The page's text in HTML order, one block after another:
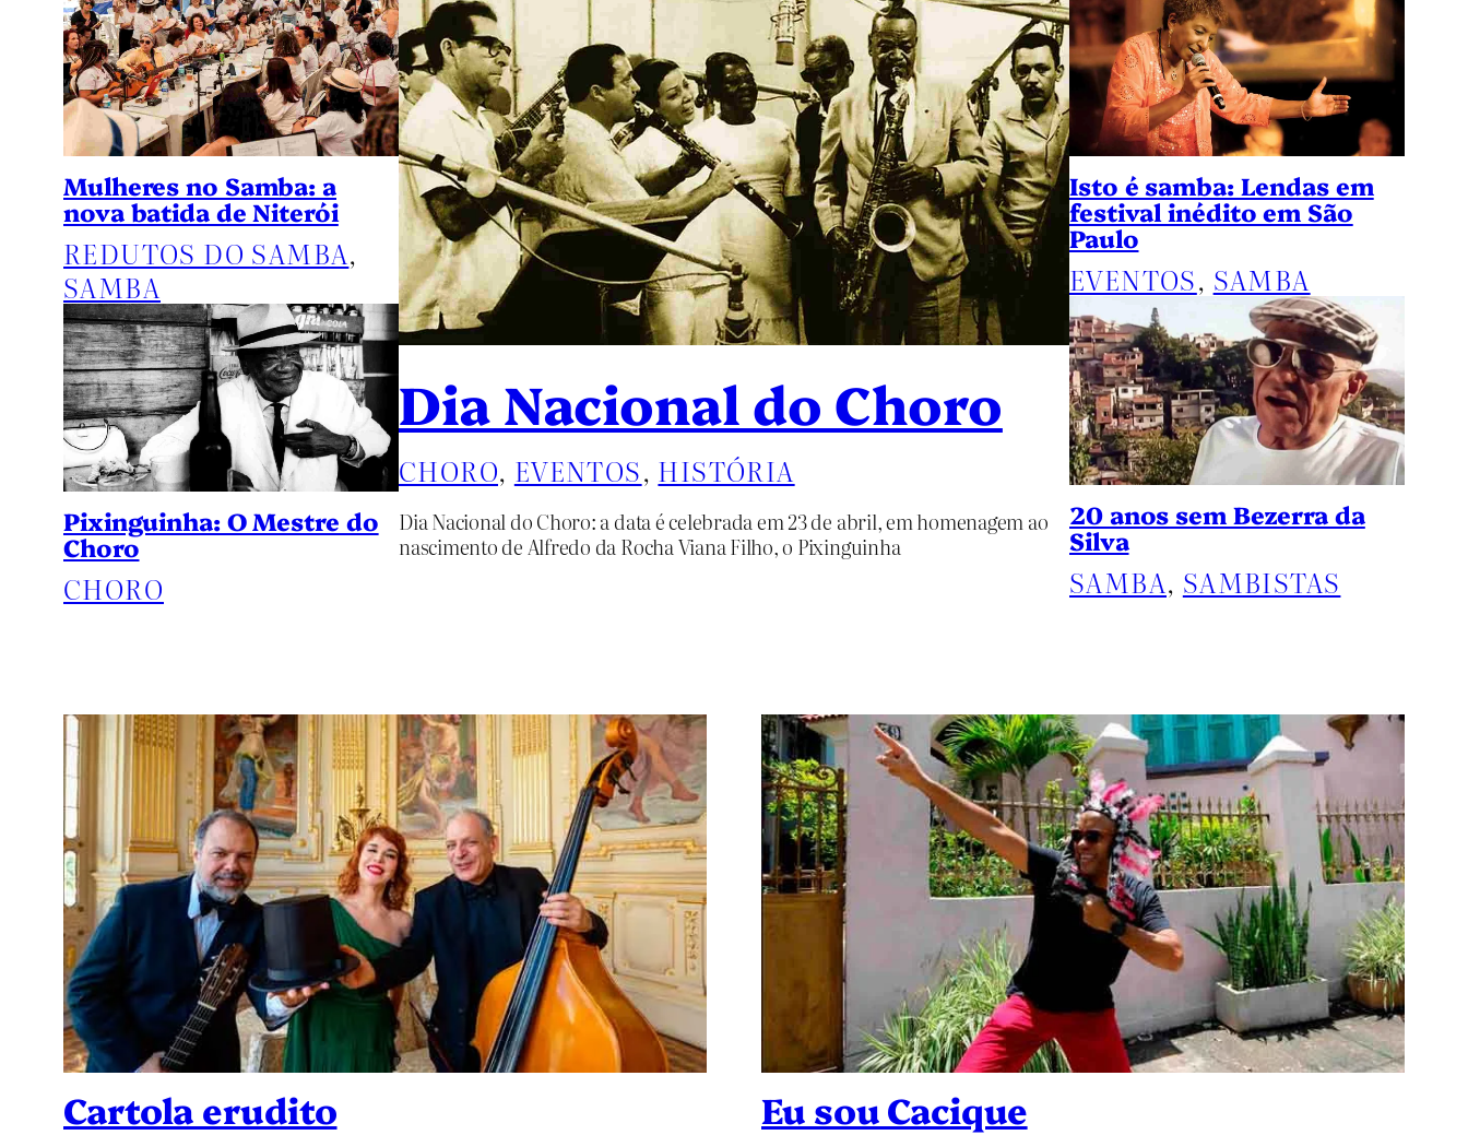
Mulheres no Samba: a
nova batida de Niterói
REDUTOS DO SAMBA
SAMBA
Pixinguinha: O Mestre do
Choro
CHORO
Dia Nacional do Choro
CHORO, EVENTOS, HISTÓRIA
Dia Nacional do Choro: a data é celebrada em 23 de abril, em homenagem ao
nascimento de Alfredo da Rocha Viana Filho, o Pixinguinha
Isto é samba: Lendas em
festival inédito em São
Paulo
EVENTOS, SAMBA
20 anos sem Bezerra da
Silva
SAMBA, SAMBISTAS
Cartola erudito Eu sou Cacique